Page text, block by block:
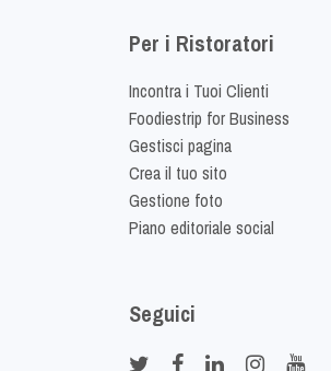
Per i Ristoratori
Incontra i Tuoi Clienti
Foodiestrip for Business
Gestisci pagina
Crea il tuo sito
Gestione foto
Piano editoriale social
Seguici